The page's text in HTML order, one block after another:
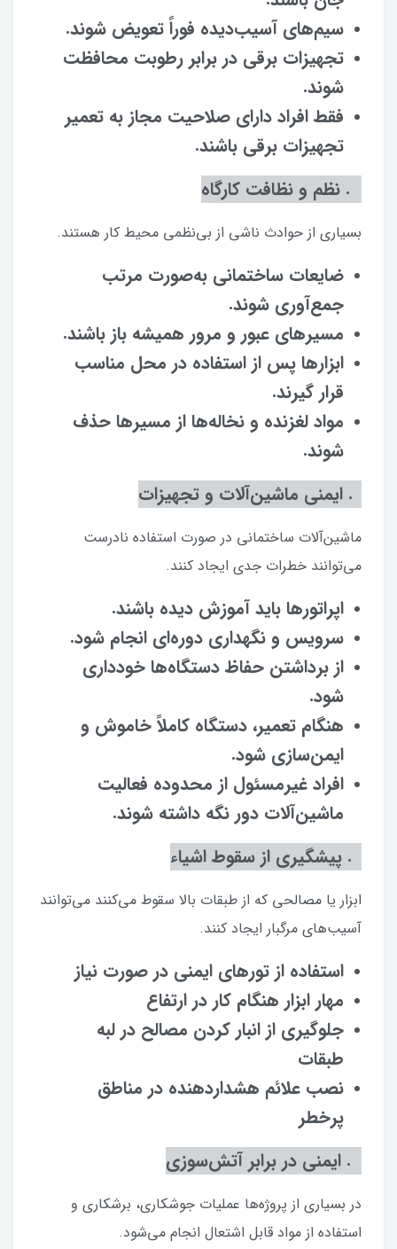
سیم‌های آسیب‌دیده فوراً تعویض شوند.
تجهیزات برقی در برابر رطوبت محافظت
شوند.
فقط افراد دارای صلاحیت مجاز به تعمیر
تجهیزات برقی باشند.
بسیاری از حوادث ناشی از بی‌نظمی محیط کار هستند.
ضایعات ساختمانی به‌صورت مرتب
جمع‌آوری شوند.
مسیرهای عبور و مرور همیشه باز باشند.
ابزارها پس از استفاده در محل مناسب
قرار گیرند.
مواد لغزنده و نخاله‌ها از مسیرها حذف
شوند.
ماشین‌آلات ساختمانی در صورت استفاده نادرست
می‌توانند خطرات جدی ایجاد کنند.
اپراتورها باید آموزش دیده باشند.
سرویس و نگهداری دوره‌ای انجام شود.
از برداشتن حفاظ دستگاه‌ها خودداری
شود.
هنگام تعمیر، دستگاه کاملاً خاموش و
ایمن‌سازی شود.
افراد غیرمسئول از محدوده فعالیت
ماشین‌آلات دور نگه داشته شوند.
ابزار یا مصالحی که از طبقات بالا سقوط می‌کنند می‌توانند
آسیب‌های مرگبار ایجاد کنند.
استفاده از تورهای ایمنی در صورت نیاز
مهار ابزار هنگام کار در ارتفاع
جلوگیری از انبار کردن مصالح در لبه
طبقات
نصب علائم هشداردهنده در مناطق
پرخطر
در بسیاری از پروژه‌ها عملیات جوشکاری، برشکاری و
استفاده از مواد قابل اشتعال انجام می‌شود.